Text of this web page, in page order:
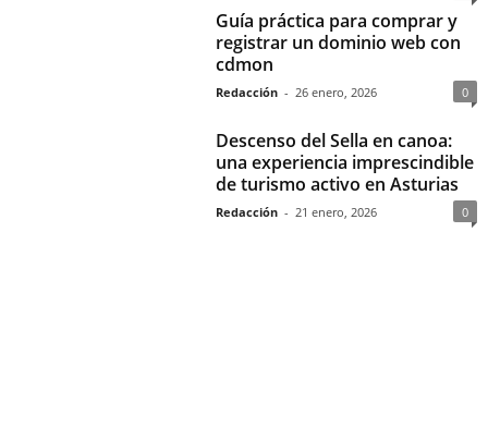
Guía práctica para comprar y
registrar un dominio web con
cdmon
Redacción - 26 enero, 2026 0
Descenso del Sella en canoa:
una experiencia imprescindible
de turismo activo en Asturias
Redacción - 21 enero, 2026 0